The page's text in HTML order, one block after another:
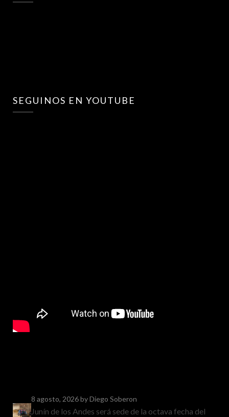
SEGUINOS EN YOUTUBE
8 agosto, 2026by Diego Soberon
Junín de los Andes será sede de la octava fecha del